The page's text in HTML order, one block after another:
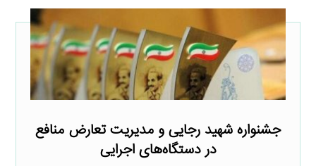
جشنواره شهید رجایی و مدیریت تعارض منافع
در دستگاه‌های اجرایی